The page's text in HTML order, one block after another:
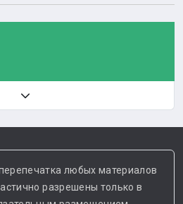
любых материалов
разрешены только в